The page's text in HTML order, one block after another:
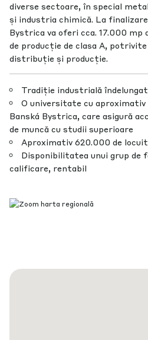
diverse sectoare, în special
și industria chimică. La
Bystrica va oferi cca. 17.000 mp
de producție de clasa A,
distribuție și producție.
Tradiție industrială
O universitate cu
Banská Bystrica, care asigură
de muncă cu studii superioare
Aproximativ 620.000 de
Disponibilitatea unui grup de
calificare, rentabil